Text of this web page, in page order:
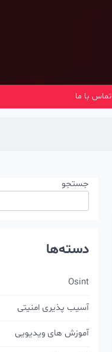
تماس با ما
جستجو
دسته‌ها
Osint
آسیب پذیری امنیتی
آموزش های ویدیویی